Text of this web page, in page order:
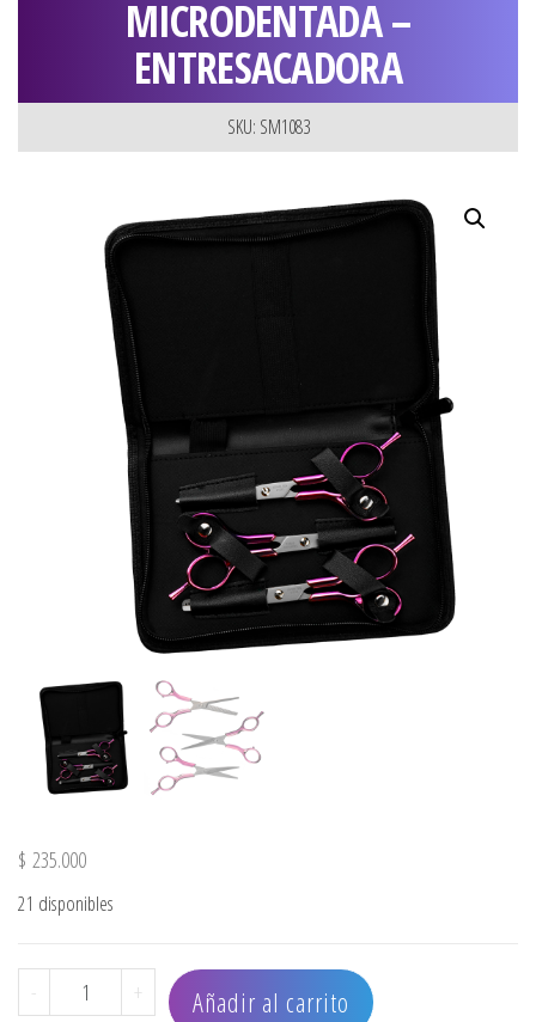
MICRODENTADA –
ENTRESACADORA
SKU: SM1083
$ 235.000
21 disponibles
- SET TIJERAS X3 DESLIZANTE - MICRODENTADA -
+ Añadir al carrito